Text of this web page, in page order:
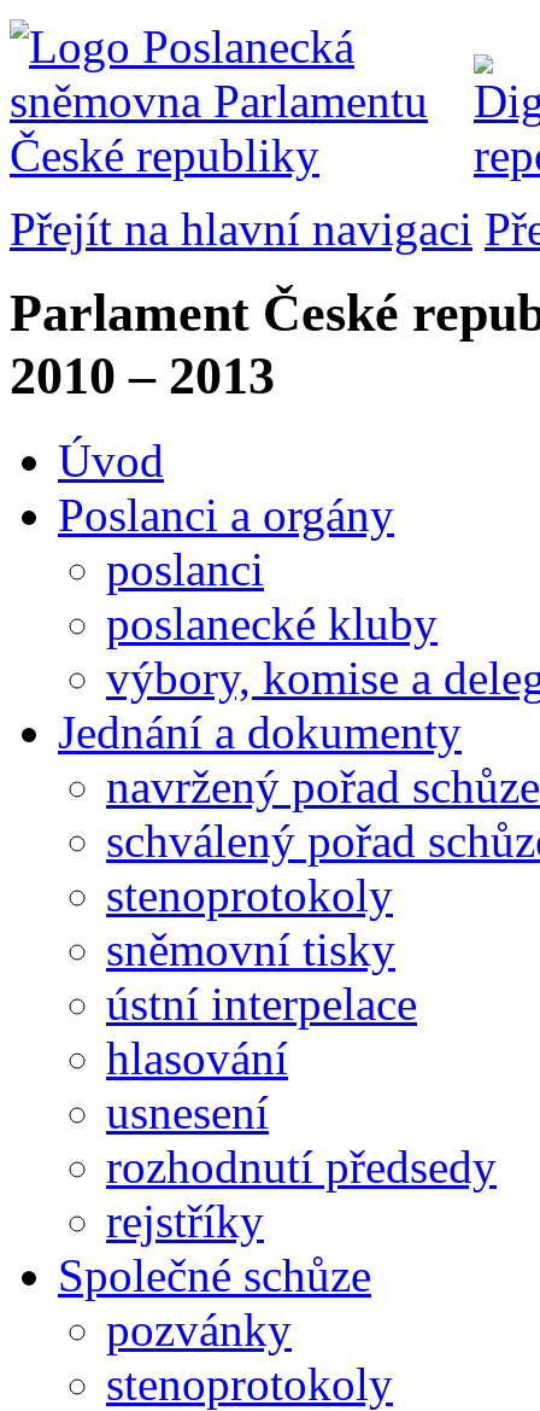
Přejít na hlavní navigaci
Parlament České
2010 – 2013
Úvod
Poslanci a orgány
poslanci
poslanecké kluby
výbory, komise a
Jednání a dokumenty
navržený pořad schůze
schválený pořad
stenoprotokoly
sněmovní tisky
ústní interpelace
hlasování
usnesení
rozhodnutí předsedy
rejstříky
Společné schůze
pozvánky
stenoprotokoly